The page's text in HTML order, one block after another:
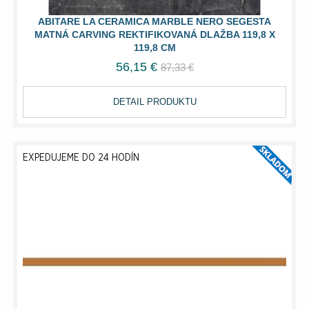
ABITARE LA CERAMICA MARBLE NERO SEGESTA
MATNÁ CARVING REKTIFIKOVANÁ DLAŽBA 119,8 X
119,8 CM
56,15 € 87,33 €
DETAIL PRODUKTU
EXPEDUJEME DO 24 HODÍN